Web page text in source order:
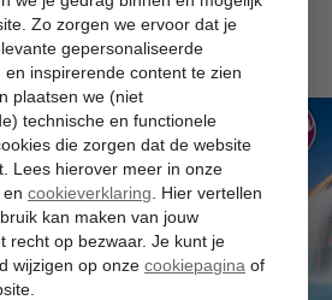
Resort
-Hotel